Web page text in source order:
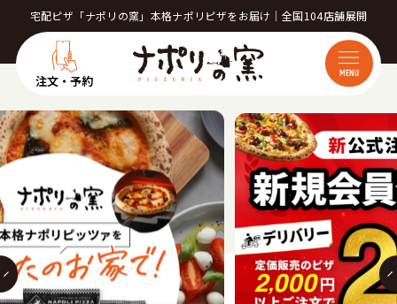
宅配ピザ「ナポリの窯」本格ナポリピザをお届け｜全国104店舗展開
注文・予約 MENU